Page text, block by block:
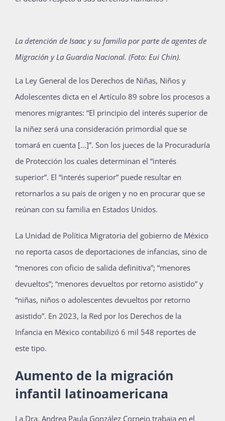
La detención de Isaac y su familia por parte de agentes de
Migración y La Guardia Nacional. (Foto: Eui Chin).
La Ley General de los Derechos de Niñas, Niños y
Adolescentes dicta en el Artículo 89 sobre los procesos a
menores migrantes: “El principio del interés superior de
la niñez será una consideración primordial que se
tomará en cuenta […]”. Son los jueces de la Procuraduría
de Protección los cuales determinan el “interés
superior”. El “interés superior” puede resultar en
retornarlos a su país de origen y no en procurar que se
reúnan con su familia en Estados Unidos.
La Unidad de Política Migratoria del gobierno de México
no reporta casos de deportaciones de infancias, sino de
“menores con oficio de salida definitiva”; “menores
devueltos”; “menores devueltos por retorno asistido” y
“niñas, niños o adolescentes devueltos por retorno
asistido”. En 2023, la Red por los Derechos de la
Infancia en México contabilizó 6 mil 548 reportes de
este tipo.
Aumento de la migración
infantil latinoamericana
La Dra. Andrea Paula González Cornejo trabaja en el